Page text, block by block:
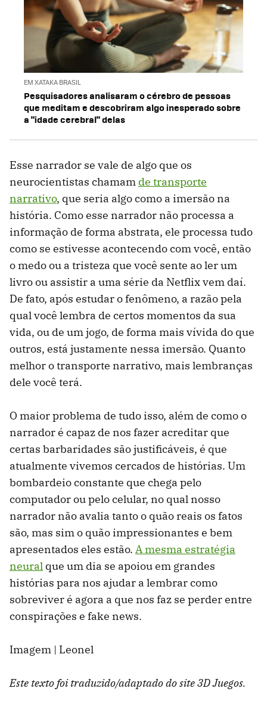
EM XATAKA BRASIL
Pesquisadores analisaram o cérebro de pessoas
que meditam e descobriram algo inesperado sobre
a "idade cerebral" delas
Esse narrador se vale de algo que os
neurocientistas chamam de transporte
narrativo, que seria algo como a imersão na
história. Como esse narrador não processa a
informação de forma abstrata, ele processa tudo
como se estivesse acontecendo com você, então
o medo ou a tristeza que você sente ao ler um
livro ou assistir a uma série da Netflix vem daí.
De fato, após estudar o fenômeno, a razão pela
qual você lembra de certos momentos da sua
vida, ou de um jogo, de forma mais vívida do que
outros, está justamente nessa imersão. Quanto
melhor o transporte narrativo, mais lembranças
dele você terá.
O maior problema de tudo isso, além de como o
narrador é capaz de nos fazer acreditar que
certas barbaridades são justificáveis, é que
atualmente vivemos cercados de histórias. Um
bombardeio constante que chega pelo
computador ou pelo celular, no qual nosso
narrador não avalia tanto o quão reais os fatos
são, mas sim o quão impressionantes e bem
apresentados eles estão. A mesma estratégia
neural que um dia se apoiou em grandes
histórias para nos ajudar a lembrar como
sobreviver é agora a que nos faz se perder entre
conspirações e fake news.
Imagem | Leonel
Este texto foi traduzido/adaptado do site 3D Juegos.